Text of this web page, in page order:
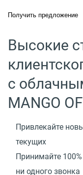
Получить предложение
Высокие
с
MANGO
Привлекайте
текущих
Принимайте
ни одного звонка